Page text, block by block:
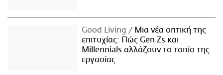
Good Living
Μια νέα οπτική της
επιτυχίας: Πώς Gen Zs και
Millennials αλλάζουν το τοπίο της
εργασίας